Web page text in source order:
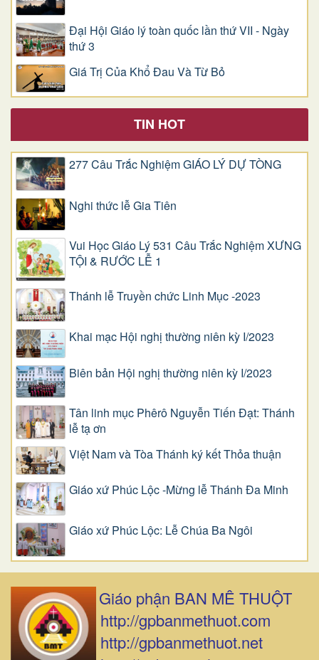
Đại Hội Giáo lý toàn quốc lần thứ VII - Ngày
thứ 3
Giá Trị Của Khổ Ðau Và Từ Bỏ
TIN HOT
277 Câu Trắc Nghiệm GIÁO LÝ DỰ TÒNG
Nghi thức lễ Gia Tiên
Vui Học Giáo Lý 531 Câu Trắc Nghiệm XƯNG
TỘI & RƯỚC LỄ 1
Thánh lễ Truyền chức Linh Mục -2023
Khai mạc Hội nghị thường niên kỳ I/2023
Biên bản Hội nghị thường niên kỳ I/2023
Tân linh mục Phêrô Nguyễn Tiến Đạt: Thánh
lễ tạ ơn
Việt Nam và Tòa Thánh ký kết Thỏa thuận
Giáo xứ Phúc Lộc -Mừng lễ Thánh Đa Minh
Giáo xứ Phúc Lộc: Lễ Chúa Ba Ngôi
Giáo phận BAN MÊ THUỘT
http://gpbanmethuot.com
http://gpbanmethuot.net